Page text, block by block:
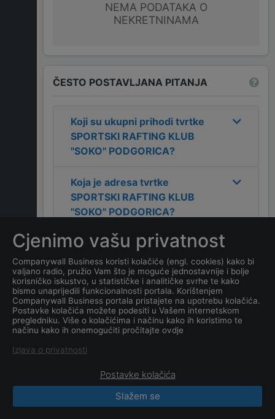
NEMA PODATAKA O
NEKRETNINAMA
ČESTO POSTAVLJANA PITANJA
Koji su ukupni prihodi tvrtke
SPORTSKI RAFTING KLUB
"SOKO" PODGORICA?
Koja je adresa tvrtke
SPORTSKI RAFTING KLUB
"SOKO" PODGORICA?
Koji je kontakt tvrtke
SPORTSKI RAFTING KLUB
"SOKO" PODGORICA ?
Koji je datum osnivanja
tvrtkeSPORTSKI RAFTING
KLUB "SOKO" PODGORICA
CompanyWall Business © 2026
korišćenja | Izjava o privatnosti
Cjenimo vašu privatnost
Companywall Business koristi kolačiće (engl. cookies) kako bi
valjano radio, pružio Vam što je moguće jednostavnije i bolje
korisničko iskustvo, u statističke i analitičke svrhe te kako
bismo unaprijedili funkcionalnosti portala. Korištenjem
Companywall Business portala pristajete na upotrebu kolačića.
Postavke kolačića možete podesiti u Vašem internetskom
pregledniku. Više o kolačićima i načinu kako ih koristimo te
načinu kako ih onemogućiti pročitajte ovdje
Izjava o privatnosti
Postavke kolačića
Slažem se